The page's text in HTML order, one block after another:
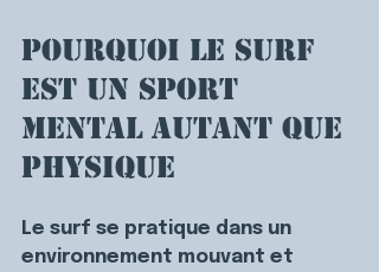
Pourquoi le surf
est un sport
mental autant que
physique
Le surf se pratique dans un
environnement mouvant et